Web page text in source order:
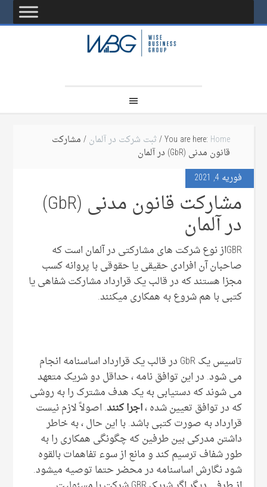
You are here: Home
/ثبت شرکت در آلمان/ مشارکت
قانون مدنی (GbR) در آلمان
فوریه 4, 2021
مشارکت قانون مدنی (GbR)
در آلمان
GBRاز نوع شرکت های مشارکتی در آلمان است که
صاحبان آن افرادی حقیقی یا حقوقی با پروانه کسب
مجزا هستند که در قالب یک قرارداد مشارکت شفاهی یا
کتبی با هم شروع به همکاری میکنند.
تاسیس یک GbR در قالب یک قرارداد اساسنامه انجام
می شود. در این توافق نامه ، حداقل دو شریک متعهد
می شوند که دستیابی به یک هدف مشترک را به روشی
که در توافق تعیین شده ،اجرا کنند. اصولاً لازم نیست
قرارداد به صورت کتبی باشد. با این حال ، به خاطر
داشتن مدرکی بین طرفین که چگونگی همکاری را به
طور شفاف ترسیم کند و مانع از سوء تفاهمات بالقوه
شود نگارش اساسنامه در محضر حتما توصیه میشود.